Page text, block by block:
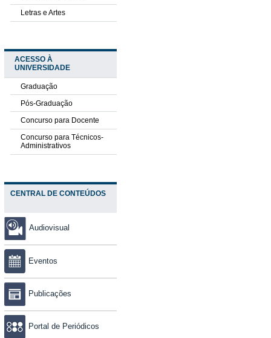
Letras e Artes
ACESSO À
UNIVERSIDADE
Graduação
Pós-Graduação
Concurso para Docente
Concurso para Técnicos-
Administrativos
CENTRAL DE CONTEÚDOS
Audiovisual
Eventos
Publicações
Portal de Periódicos